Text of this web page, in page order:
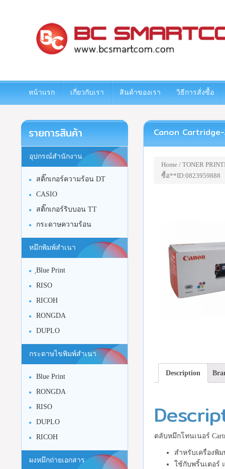
หน้าแรก เกี่ยวกับเรา สินค้าของเรา วิธีการสั่งซื้อ
Canon
Home/ TONER
ซื้อ**ID:0823959888
Description
ตลับหมึกโทนเนอร์
สำหรับเครื่องพิ
ใช้กับพริ้นเตอร์ แ
รายการสินค้า
อุปกรณ์สำนักงาน
สติ๊กเกอร์ความร้อน DT
CASIO
สติ๊กเกอร์ริบบอน TT
กระดาษความร้อน
หมึกพิมพ์สำเนา
ฺBlue Print
RISO
RICOH
RONGDA
DUPLO
กระดาษไขพิมพ์สำเนา
Blue Print
RONGDA
RISO
DUPLO
RICOH
ผงหมึกถ่ายเอกสาร